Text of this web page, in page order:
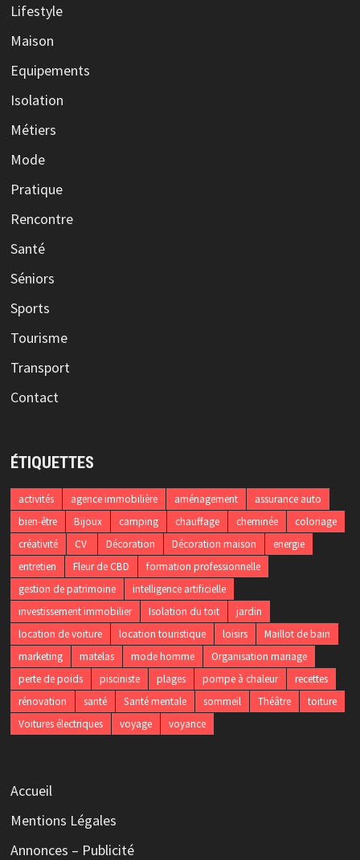
Lifestyle
Maison
Equipements
Isolation
Métiers
Mode
Pratique
Rencontre
Santé
Séniors
Sports
Tourisme
Transport
Contact
ÉTIQUETTES
activités agence immobilière aménagement
assurance auto
bien-être
Bijoux camping chauffage cheminée
coloriage
créativité
CV Décoration Décoration maison
energie
entretien
Fleur de CBD
formation professionnelle
gestion de patrimoine
intelligence artificielle
investissement immobilier
Isolation du toit
jardin
location de voiture
location touristique loisirs
Maillot de bain
marketing
matelas mode homme
Organisation mariage
perte de poids
pisciniste plages pompe à chaleur
recettes
rénovation
santé Santé mentale sommeil Théâtre
toiture
Voitures électriques
voyage voyance
Accueil
Mentions Légales
Annonces – Publicité